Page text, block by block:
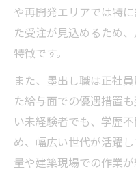
や再開発エリアでは特
た受注が見込めるため
特徴です。
また、墨出し職は正社
た給与面での優遇措置
い未経験者でも、学歴
め、幅広い世代が活躍
量や建築現場での作業